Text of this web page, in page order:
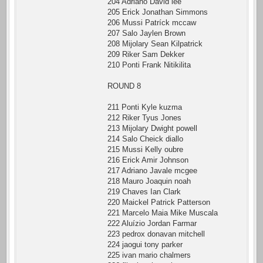
205 Erick Jonathan Simmons
206 Mussi Patríck mccaw
207 Salo Jaylen Brown
208 Mijolary Sean Kilpatrick
209 Riker Sam Dekker
210 Ponti Frank Nitikilita
ROUND 8
211 Ponti Kyle kuzma
212 Riker Tyus Jones
213 Mijolary Dwight powell
214 Salo Cheick diallo
215 Mussi Kelly oubre
216 Erick Amir Johnson
217 Adriano Javale mcgee
218 Mauro Joaquin noah
219 Chaves Ian Clark
220 Maickel Patrick Patterson
221 Marcelo Maia Mike Muscala
222 Aluízio Jordan Farmar
223 pedrox donavan mitchell
224 jaogui tony parker
225 ivan mario chalmers